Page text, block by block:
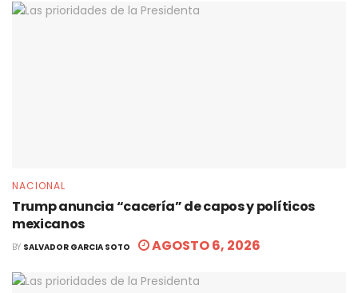
NACIONAL
Trump anuncia “cacería” de capos y políticos
mexicanos
BY SALVADOR GARCIA SOTO AGOSTO 6, 2026